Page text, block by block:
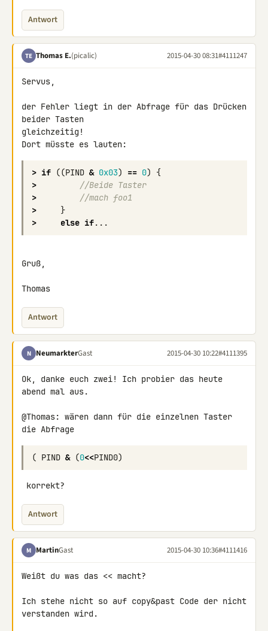
Antwort
TE Thomas E.(picalic) 2015-04-30 08:31#4111247
Servus,
der Fehler liegt in der Abfrage für das Drücken
beider Tasten
gleichzeitig!
> if ((PIND & 0x03) == 0)
{
>
//Beide Taster
>
//mach foo1
>
}
>
else if...
Gruß,
Thomas
Antwort
N NeumarkterGast 2015-04-30 10:22#4111395
Ok, danke euch zwei! Ich probier das heute
abend mal aus.
@Thomas: wären dann für die einzelnen Taster
die Abfrage
( PIND & (0<<PIND0)
korrekt?
Antwort
M MartinGast 2015-04-30 10:36#4111416
Weißt du was das << macht?
Ich stehe nicht so auf copy&past Code der nicht
verstanden wird.